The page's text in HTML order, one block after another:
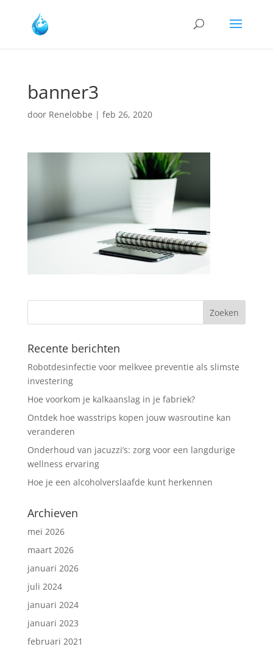
banner3
door Renelobbe | feb 26, 2020
Recente berichten
Robotdesinfectie voor melkvee preventie als slimste
investering
Hoe voorkom je kalkaanslag in je fabriek?
Ontdek hoe wasstrips kopen jouw wasroutine kan
veranderen
Onderhoud van jacuzzi’s: zorg voor een langdurige
wellness ervaring
Hoe je een alcoholverslaafde kunt herkennen
Archieven
mei 2026
maart 2026
januari 2026
juli 2024
januari 2024
januari 2023
februari 2021